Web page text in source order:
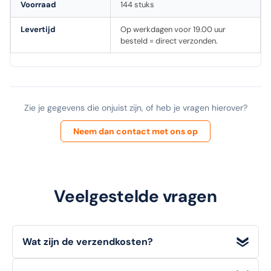
Voorraad 144 stuks
Levertijd
Op werkdagen voor 19.00 uur
besteld = direct verzonden.
Zie je gegevens die onjuist zijn, of heb je vragen hierover?
Neem dan contact met ons op
Veelgestelde vragen
Wat zijn de verzendkosten?